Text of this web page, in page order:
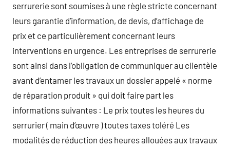
serrurerie sont soumises à une règle stricte concernant
leurs garantie d’information, de devis, d’affichage de
prix et ce particulièrement concernant leurs
interventions en urgence. Les entreprises de serrurerie
sont ainsi dans l’obligation de communiquer au clientèle
avant d’entamer les travaux un dossier appelé « norme
de réparation produit » qui doit faire part les
informations suivantes : Le prix toutes les heures du
serrurier ( main d’œuvre ) toutes taxes toléré Les
modalités de réduction des heures allouées aux travaux